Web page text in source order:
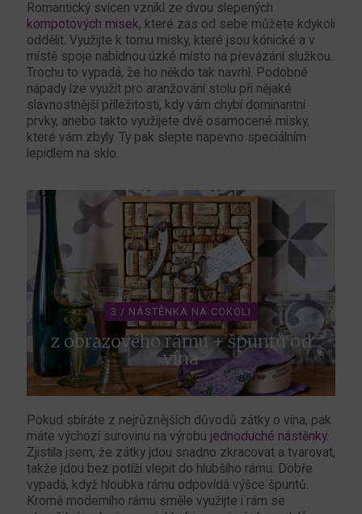
Romantický svícen vznikl ze dvou slepených
kompotových misek, které zas od sebe můžete kdykoli
oddělit. Využijte k tomu misky, které jsou kónické a v
místě spoje nabídnou úzké místo na převázání služkou.
Trochu to vypadá, že ho někdo tak navrhl. Podobné
nápady lze využít pro aranžování stolu při nějaké
slavnostnější příležitosti, kdy vám chybí dominantní
prvky, anebo takto využijete dvě osamocené misky,
které vám zbyly. Ty pak slepte napevno speciálním
lepidlem na sklo.
3 / NÁSTĚNKA NA COKOLI
z obrazového rámu + špuntů od
vína
Pokud sbíráte z nejrůznějších důvodů zátky o vína, pak
máte výchozí surovinu na výrobu jednoduché nástěnky.
Zjistila jsem, že zátky jdou snadno zkracovat a tvarovat,
takže jdou bez potíží vlepit do hlubšího rámu. Dobře
vypadá, když hloubka rámu odpovídá výšce špuntů.
Kromě moderního rámu směle využijte i rám se